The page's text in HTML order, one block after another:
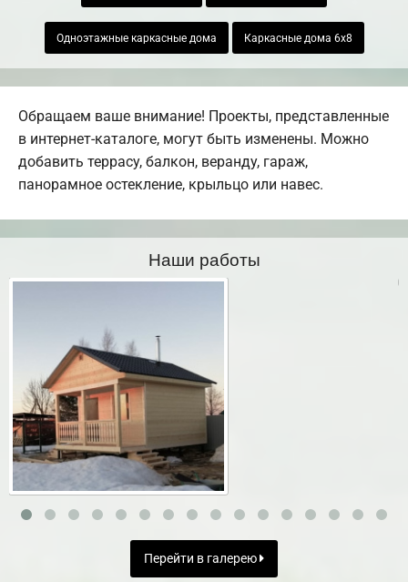
Одноэтажные каркасные дома Каркасные дома 6х8
Обращаем ваше внимание! Проекты, представленные
в интернет-каталоге, могут быть изменены. Можно
добавить террасу, балкон, веранду, гараж,
панорамное остекление, крыльцо или навес.
Наши работы
Перейти в галерею